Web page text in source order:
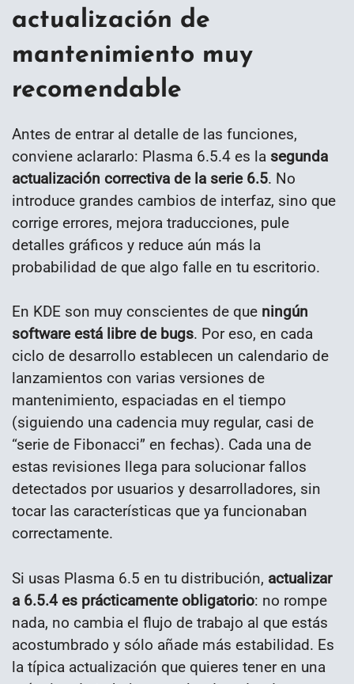
actualización de
mantenimiento muy
recomendable
Antes de entrar al detalle de las funciones,
conviene aclararlo: Plasma 6.5.4 es la segunda
actualización correctiva de la serie 6.5. No
introduce grandes cambios de interfaz, sino que
corrige errores, mejora traducciones, pule
detalles gráficos y reduce aún más la
probabilidad de que algo falle en tu escritorio.
En KDE son muy conscientes de que ningún
software está libre de bugs. Por eso, en cada
ciclo de desarrollo establecen un calendario de
lanzamientos con varias versiones de
mantenimiento, espaciadas en el tiempo
(siguiendo una cadencia muy regular, casi de
“serie de Fibonacci” en fechas). Cada una de
estas revisiones llega para solucionar fallos
detectados por usuarios y desarrolladores, sin
tocar las características que ya funcionaban
correctamente.
Si usas Plasma 6.5 en tu distribución, actualizar
a 6.5.4 es prácticamente obligatorio: no rompe
nada, no cambia el flujo de trabajo al que estás
acostumbrado y sólo añade más estabilidad. Es
la típica actualización que quieres tener en una